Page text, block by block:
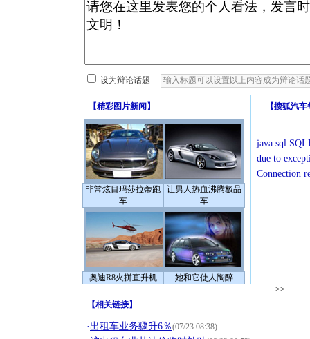
设为辩论话题
【精彩图片新闻 】
非常炫目玛莎拉蒂跑
车
让男人热血沸腾极品
车
奥迪R8火拼直升机 她和它使人陶醉
【搜狐汽车
due to
Connection
>>
【相关链接】
·出租车业务骤升6％(07/23 08:38)